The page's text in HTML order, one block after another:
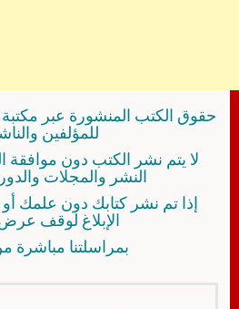
حقوق الكتب المنشورة عبر
للمؤلفين
لا يتم نشر الكتب دون
النشر والمجلات
إذا تم نشر كتابك دون علمك أو
الإبلاغ لوقف
بمراسلتنا مباشرة